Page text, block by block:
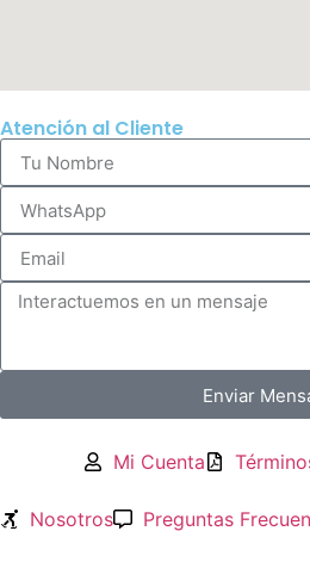
Atención al Cliente
Enviar
Mi Cuenta
Nosotros Preguntas